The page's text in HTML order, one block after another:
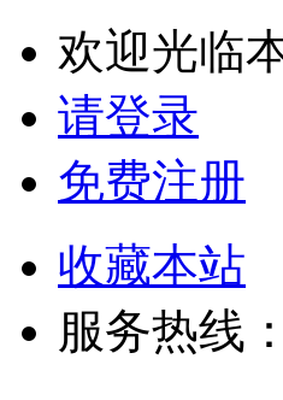
欢迎光临
请登录
免费注册
收藏本站
服务热线：